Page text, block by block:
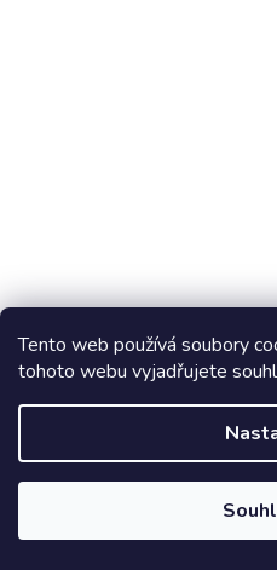
Tento web používá soubory
tohoto webu vyjadřujete
Rohová vitrína
6 869 Kč
šířka: 56 cm | výška: 192 cm |
sektorové řady. Uprostřed je 1